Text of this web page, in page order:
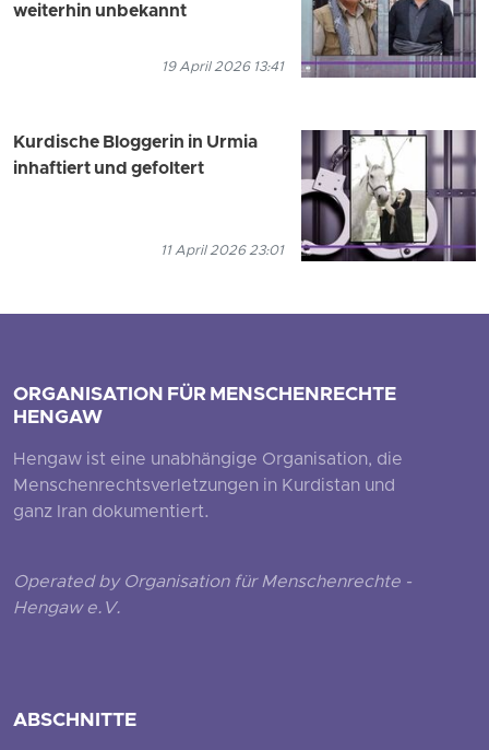
weiterhin unbekannt
19 April 2026 13:41
Kurdische Bloggerin in Urmia
inhaftiert und gefoltert
11 April 2026 23:01
ORGANISATION FÜR MENSCHENRECHTE
HENGAW
Hengaw ist eine unabhängige Organisation, die
Menschenrechtsverletzungen in Kurdistan und
ganz Iran dokumentiert.
Operated by Organisation für Menschenrechte -
Hengaw e.V.
ABSCHNITTE